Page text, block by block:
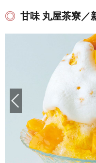
甘味 丸屋茶寮／